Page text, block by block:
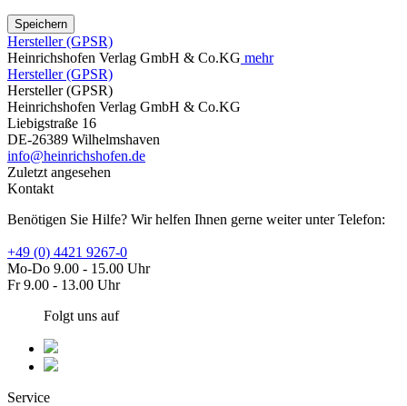
Speichern
Hersteller (GPSR)
Heinrichshofen Verlag GmbH & Co.KG mehr
Hersteller (GPSR)
Hersteller (GPSR)
Heinrichshofen Verlag GmbH & Co.KG
Liebigstraße 16
DE-26389 Wilhelmshaven
info@heinrichshofen.de
Zuletzt angesehen
Kontakt
Benötigen Sie Hilfe? Wir helfen Ihnen gerne weiter unter Telefon:
+49 (0) 4421 9267-0
Mo-Do 9.00 - 15.00 Uhr
Fr 9.00 - 13.00 Uhr
Folgt uns auf
Service